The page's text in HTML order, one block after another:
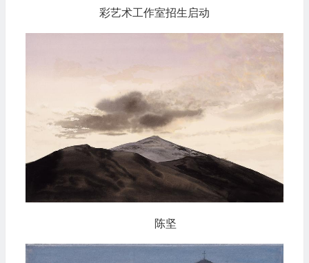
彩艺术工作室招生启动
陈坚